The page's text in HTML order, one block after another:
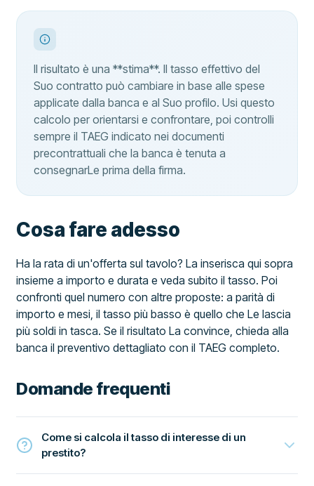
Il risultato è una **stima**. Il tasso effettivo del
Suo contratto può cambiare in base alle spese
applicate dalla banca e al Suo profilo. Usi questo
calcolo per orientarsi e confrontare, poi controlli
sempre il TAEG indicato nei documenti
precontrattuali che la banca è tenuta a
consegnarLe prima della firma.
Cosa fare adesso
Ha la rata di un'offerta sul tavolo? La inserisca qui sopra
insieme a importo e durata e veda subito il tasso. Poi
confronti quel numero con altre proposte: a parità di
importo e mesi, il tasso più basso è quello che Le lascia
più soldi in tasca. Se il risultato La convince, chieda alla
banca il preventivo dettagliato con il TAEG completo.
Domande frequenti
Come si calcola il tasso di interesse di un
prestito?